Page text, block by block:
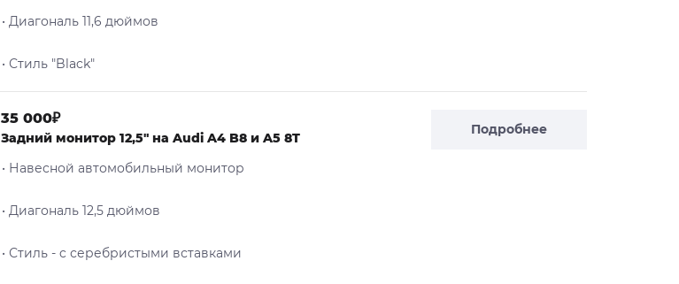
• Диагональ 11,6 дюймов
• Стиль "Black"
Подробнее
35 000₽
Задний монитор 12,5" на Audi A4 B8 и A5 8T
• Навесной автомобильный монитор
• Диагональ 12,5 дюймов
• Стиль - c серебристыми вставками